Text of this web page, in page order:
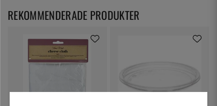
REKOMMENDERADE PRODUKTER